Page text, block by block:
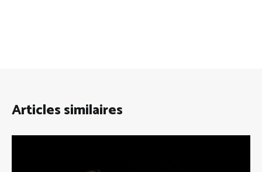
Articles similaires